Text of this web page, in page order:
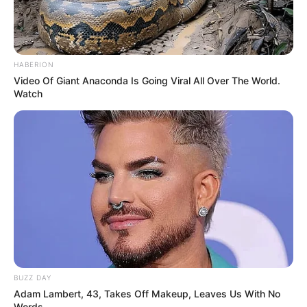
HABERION
Video Of Giant Anaconda Is Going Viral All Over The World.
Watch
BUZZ DAY
Adam Lambert, 43, Takes Off Makeup, Leaves Us With No